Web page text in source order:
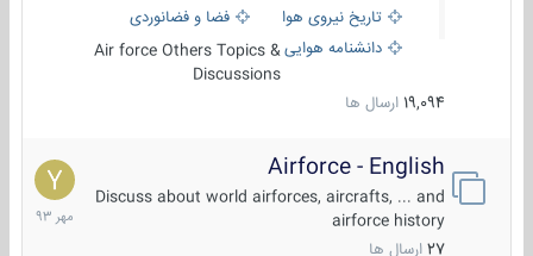
تاریخ نیروی هوایی
فضا و فضانوردی
دانشنامه هواییAir force Others Topics &
Discussions
19,094 ارسال ها
Airforce - English
Discuss about world airforces, aircrafts, ... and
airforce history
27 ارسال ها
15
مهر
1393